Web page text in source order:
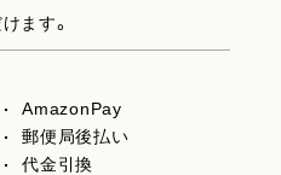
ます。
AmazonPay
郵便局後払い
代金引換